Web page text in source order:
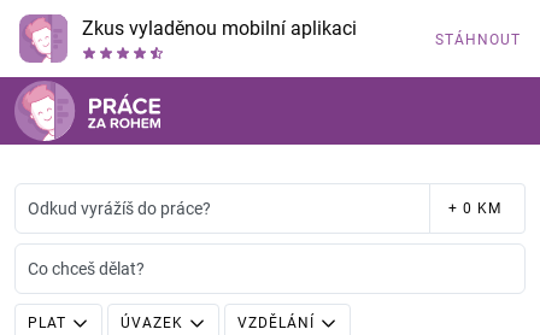
Zkus vyladěnou mobilní aplikaci STÁHNOUT
Odkud vyrážíš do práce? + 0 KM
Co chceš dělat?
PLAT ÚVAZEK VZDĚLÁNÍ